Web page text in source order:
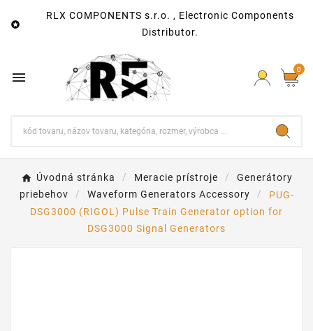

RLX COMPONENTS s.r.o. , Electronic Components
Distributor.
 0
Úvodná stránka Meracie prístroje
Generátory
priebehov
Waveform Generators Accessory
PUG-
DSG3000 (RIGOL) Pulse Train Generator option for
DSG3000 Signal Generators